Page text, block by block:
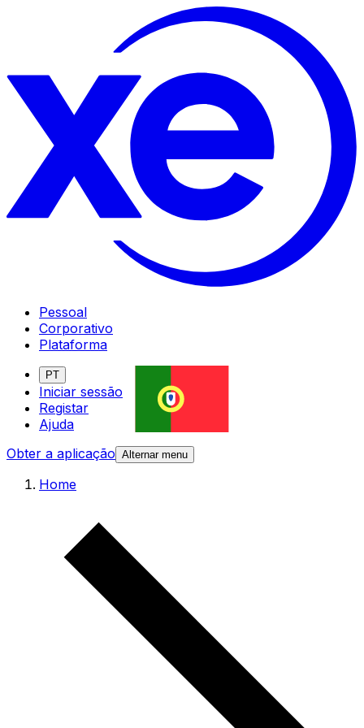
Pessoal
Corporativo
Plataforma
PT
Iniciar sessão
Registar
Ajuda
Obter a aplicação Alternar menu
Home